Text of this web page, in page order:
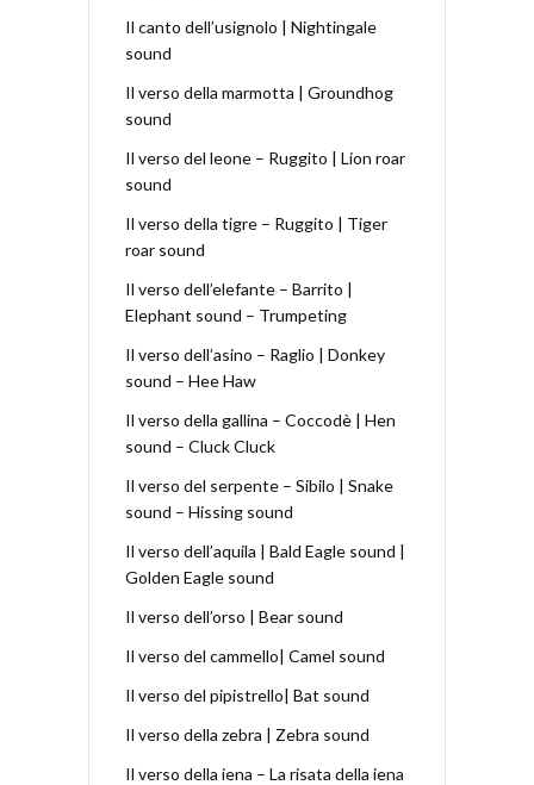
Il canto dell’usignolo | Nightingale
sound
Il verso della marmotta | Groundhog
sound
Il verso del leone – Ruggito | Lion roar
sound
Il verso della tigre – Ruggito | Tiger
roar sound
Il verso dell’elefante – Barrito |
Elephant sound – Trumpeting
Il verso dell’asino – Raglio | Donkey
sound – Hee Haw
Il verso della gallina – Coccodè | Hen
sound – Cluck Cluck
Il verso del serpente – Sibilo | Snake
sound – Hissing sound
Il verso dell’aquila | Bald Eagle sound |
Golden Eagle sound
Il verso dell’orso | Bear sound
Il verso del cammello| Camel sound
Il verso del pipistrello| Bat sound
Il verso della zebra | Zebra sound
Il verso della iena – La risata della iena